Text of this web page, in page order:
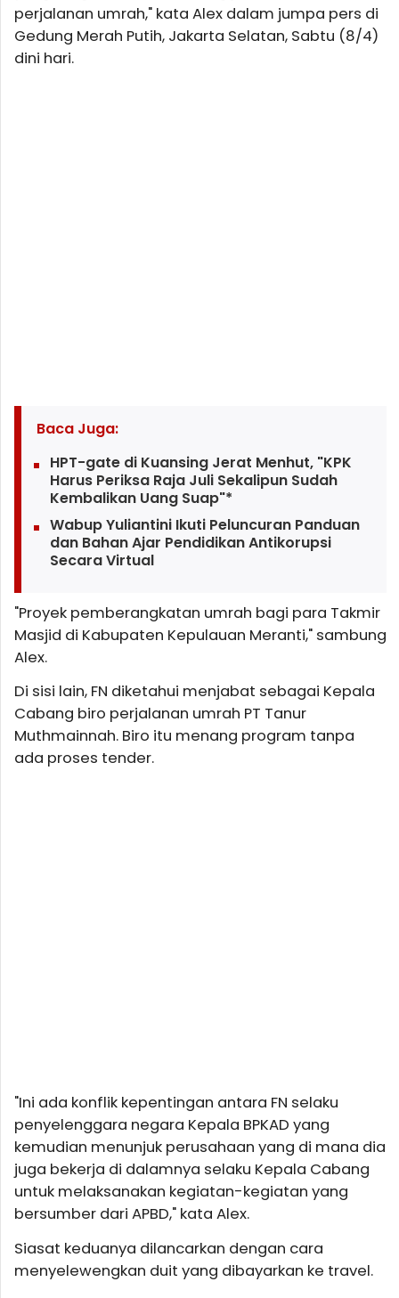
perjalanan umrah," kata Alex dalam jumpa pers di
Gedung Merah Putih, Jakarta Selatan, Sabtu (8/4)
dini hari.
Baca Juga:
HPT-gate di Kuansing Jerat Menhut, "KPK
Harus Periksa Raja Juli Sekalipun Sudah
Kembalikan Uang Suap"*
Wabup Yuliantini Ikuti Peluncuran Panduan
dan Bahan Ajar Pendidikan Antikorupsi
Secara Virtual
"Proyek pemberangkatan umrah bagi para Takmir
Masjid di Kabupaten Kepulauan Meranti," sambung
Alex.
Di sisi lain, FN diketahui menjabat sebagai Kepala
Cabang biro perjalanan umrah PT Tanur
Muthmainnah. Biro itu menang program tanpa
ada proses tender.
"Ini ada konflik kepentingan antara FN selaku
penyelenggara negara Kepala BPKAD yang
kemudian menunjuk perusahaan yang di mana dia
juga bekerja di dalamnya selaku Kepala Cabang
untuk melaksanakan kegiatan-kegiatan yang
bersumber dari APBD," kata Alex.
Siasat keduanya dilancarkan dengan cara
menyelewengkan duit yang dibayarkan ke travel.